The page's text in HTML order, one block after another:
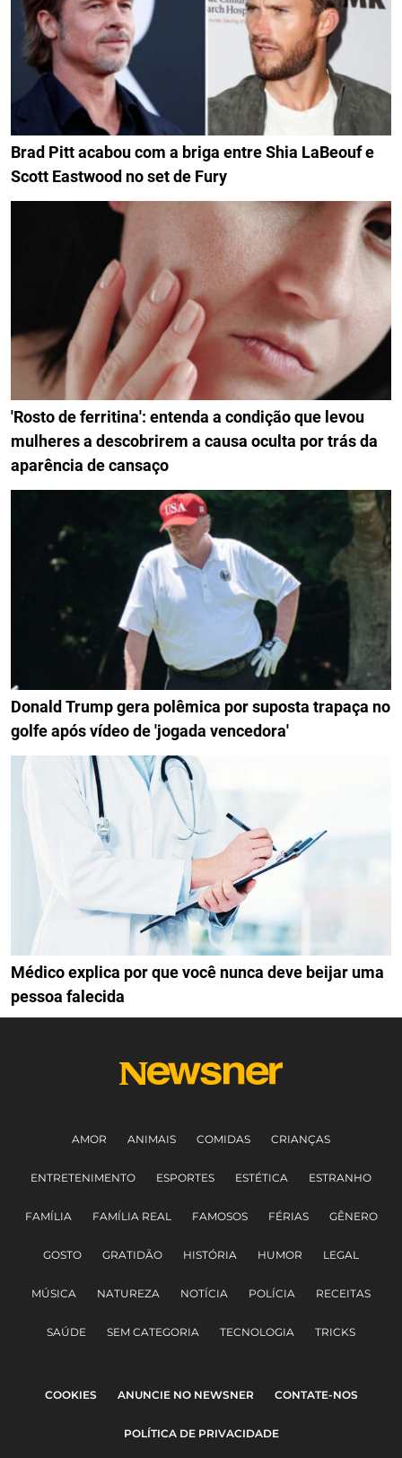
Brad Pitt acabou com a briga entre Shia LaBeouf e
Scott Eastwood no set de Fury
'Rosto de ferritina': entenda a condição que levou
mulheres a descobrirem a causa oculta por trás da
aparência de cansaço
Donald Trump gera polêmica por suposta trapaça no
golfe após vídeo de 'jogada vencedora'
Médico explica por que você nunca deve beijar uma
pessoa falecida
AMOR ANIMAIS COMIDAS CRIANÇAS
ENTRETENIMENTO ESPORTES ESTÉTICA ESTRANHO
FAMÍLIA FAMÍLIA REAL FAMOSOS FÉRIAS GÊNERO
GOSTO GRATIDÃO HISTÓRIA HUMOR LEGAL
MÚSICA NATUREZA NOTÍCIA POLÍCIA RECEITAS
SAÚDE SEM CATEGORIA TECNOLOGIA TRICKS
COOKIES ANUNCIE NO NEWSNER CONTATE-NOS
POLÍTICA DE PRIVACIDADE